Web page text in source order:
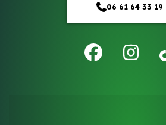
06 61 64 33 19